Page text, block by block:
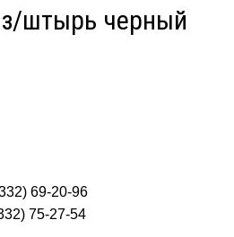
штырь черный
69-20-96
75-27-54